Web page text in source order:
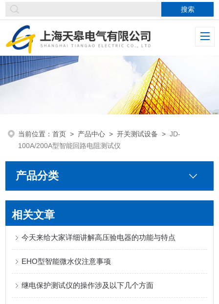
当前位置：首页 > 产品中心 >开关测试设备 >JD-
100A/200A型智能回路电阻测试仪
产品分类
相关文章
今天来给大家详细讲解高压验电器的功能与特点
EHO型智能微水仪注意事项
继电保护测试仪的操作涉及以下几个方面